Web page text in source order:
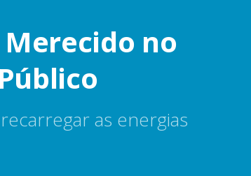
Merecido no
as energias